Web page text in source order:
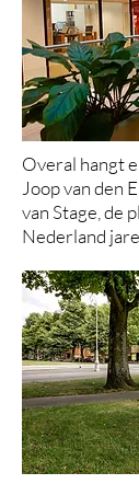
Overal hangt
Joop van den
van Stage, de
Nederland